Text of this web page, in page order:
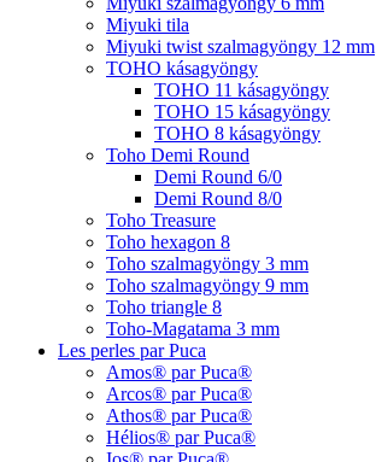
Miyuki tila
Miyuki twist szalmagyöngy 12 mm
TOHO kásagyöngy
TOHO 11 kásagyöngy
TOHO 15 kásagyöngy
TOHO 8 kásagyöngy
Toho Demi Round
Demi Round 6/0
Demi Round 8/0
Toho Treasure
Toho hexagon 8
Toho szalmagyöngy 3 mm
Toho szalmagyöngy 9 mm
Toho triangle 8
Toho-Magatama 3 mm
Les perles par Puca
Amos® par Puca®
Arcos® par Puca®
Athos® par Puca®
Hélios® par Puca®